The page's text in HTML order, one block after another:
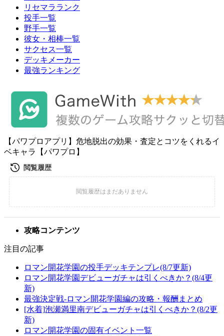
リセマラランク
投手一覧
野手一覧
彼女・相棒一覧
サクセス一覧
デッキメーカー
最強ランキング
【パワプロアプリ】危地脱出の効果・査定とコツをくれるイ
ベキャラ【パワプロ】
攻略コンテンツ
注目の記事
ロマン開花学園の投手デッキテンプレ(8/7更新)
ロマン開花学園デビューガチャは引くべきか？(8/4更
新)
最強決定戦-ロマン開花学園編の攻略・報酬まとめ
[水着]泡瀬満里南デビューガチャは引くべきか？(8/2更
新)
ロマン開花学園の固有イベント一覧